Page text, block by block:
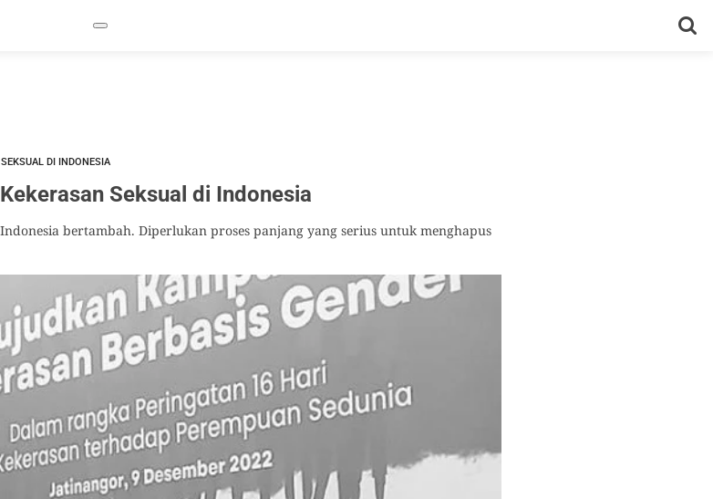
DI INDONESIA
Seksual di Indonesia
bertambah. Diperlukan proses panjang yang serius untuk menghapus